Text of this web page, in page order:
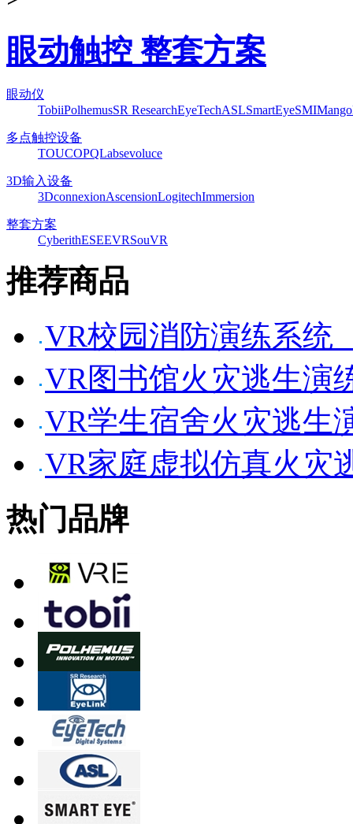
眼动触控 整套方案
眼动仪
TobiiPolhemusSR ResearchEyeTechASLSmartEyeSMI
多点触控设备
TOUCOPQLabsevoluce
3D输入设备
3DconnexionAscensionLogitechImmersion
整套方案
CyberithESEEVRSouVR
推荐商品
VR校园消防演练系统
VR图书馆火灾逃生演
VR学生宿舍火灾逃生
VR家庭虚拟仿真火灾
热门品牌